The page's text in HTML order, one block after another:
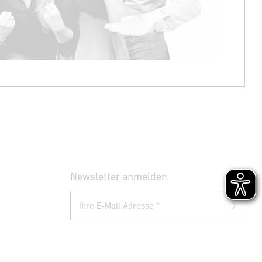
Newsletter anmelden
Ihre E-Mail Adresse